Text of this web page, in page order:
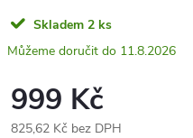
Skladem 2 ks
11.8.2026
999 Kč
825,62 Kč bez DPH